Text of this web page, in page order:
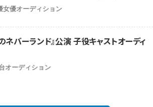
優オーディション
ネバーランド』公演 子役キャストオーディ
オーディション